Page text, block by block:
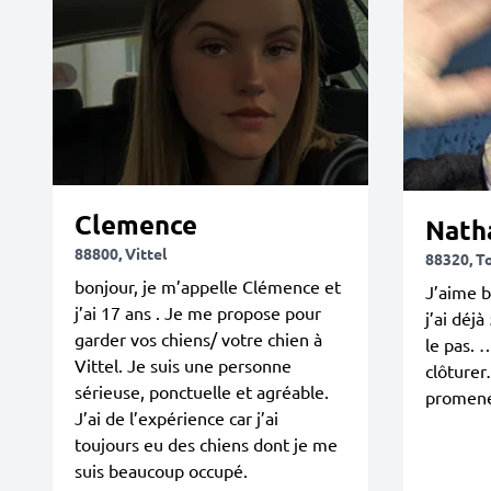
Clemence
88800, Vittel
bonjour, je m’appelle Clémence et
j’ai 17 ans . Je me propose pour
garder vos chiens/ votre chien à
Vittel. Je suis une personne
sérieuse, ponctuelle et agréable.
J’ai de l’expérience car j’ai
toujours eu des chiens dont je me
suis beaucoup occupé.
88320,
J’aime
j’ai
le pas.